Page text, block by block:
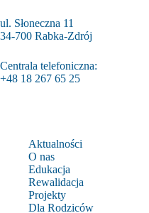
ul. Słoneczna 11
34-700 Rabka-Zdrój
Centrala telefoniczna:
+48 18 267 65 25
Aktualności
O nas
Edukacja
Rewalidacja
Projekty
Dla Rodziców